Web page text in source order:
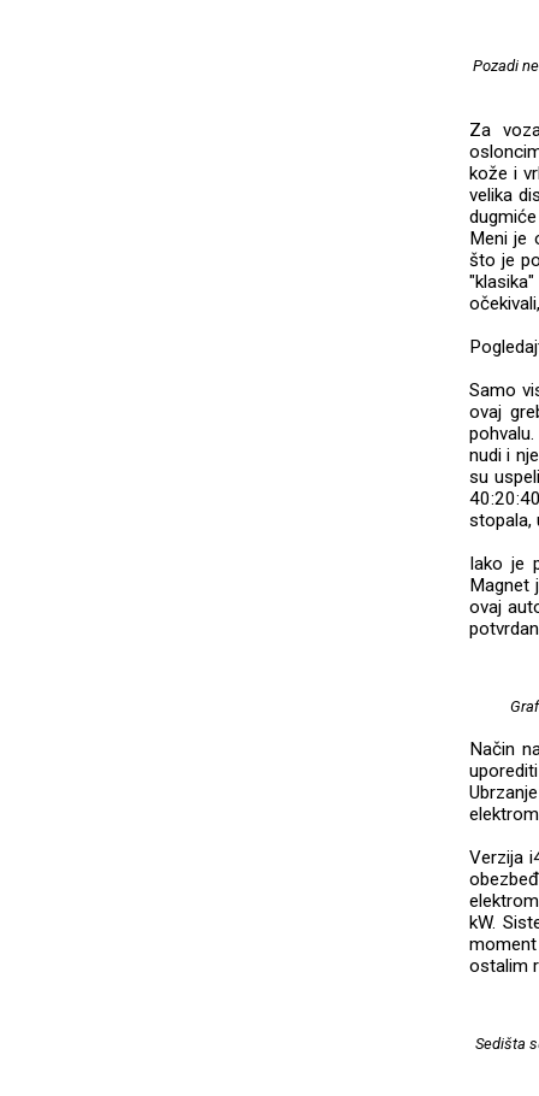
Pozadi
Za
kože i
velika
Meni je
što je
Samo
ovaj
nudi i
su
stopala,
Iako je
Magnet
ovaj
Način
Verzija
kW.
ostalim
Sedišta